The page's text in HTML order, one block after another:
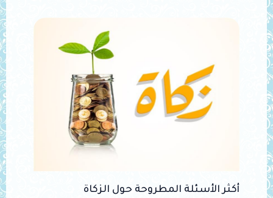
أكثر الأسئلة المطروحة حول الزكاة